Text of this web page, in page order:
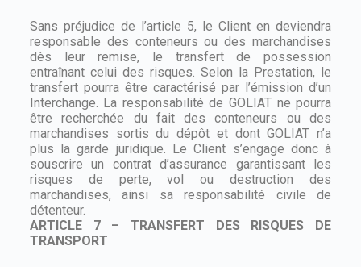
Sans préjudice de l’article 5, le Client en deviendra
responsable des conteneurs ou des marchandises
dès leur remise, le transfert de possession
entraînant celui des risques. Selon la Prestation, le
transfert pourra être caractérisé par l’émission d’un
Interchange. La responsabilité de GOLIAT ne pourra
être recherchée du fait des conteneurs ou des
marchandises sortis du dépôt et dont GOLIAT n’a
plus la garde juridique. Le Client s’engage donc à
souscrire un contrat d’assurance garantissant les
risques de perte, vol ou destruction des
marchandises, ainsi sa responsabilité civile de
détenteur.
ARTICLE 7 – TRANSFERT DES RISQUES DE
TRANSPORT